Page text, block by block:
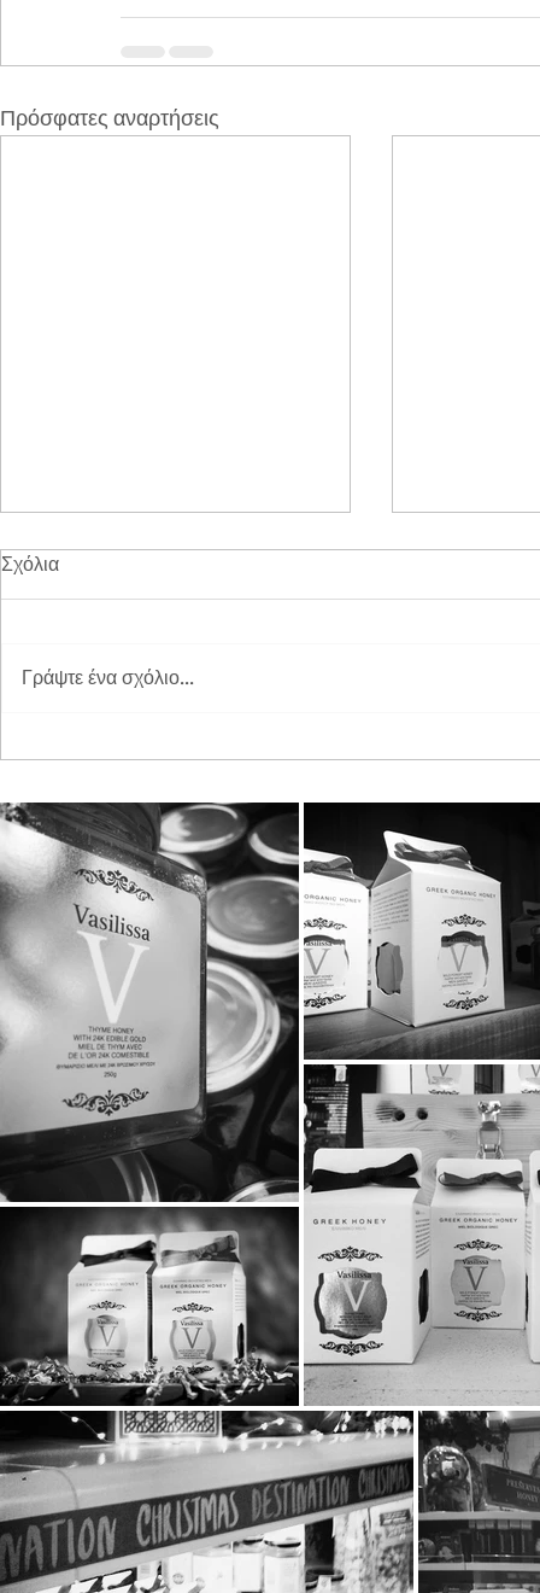
Πρόσφατες αναρτήσεις
Exports Awards 2026
ξεχωριστή
Σχόλια
Γράψτε ένα σχόλιο...